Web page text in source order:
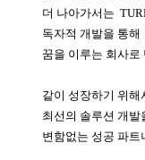
더 나아가서는
독자적 개발을 통
꿈을 이루는 회사로
같이 성장하기 위해
최선의 솔루션 개
변함없는 성공 파